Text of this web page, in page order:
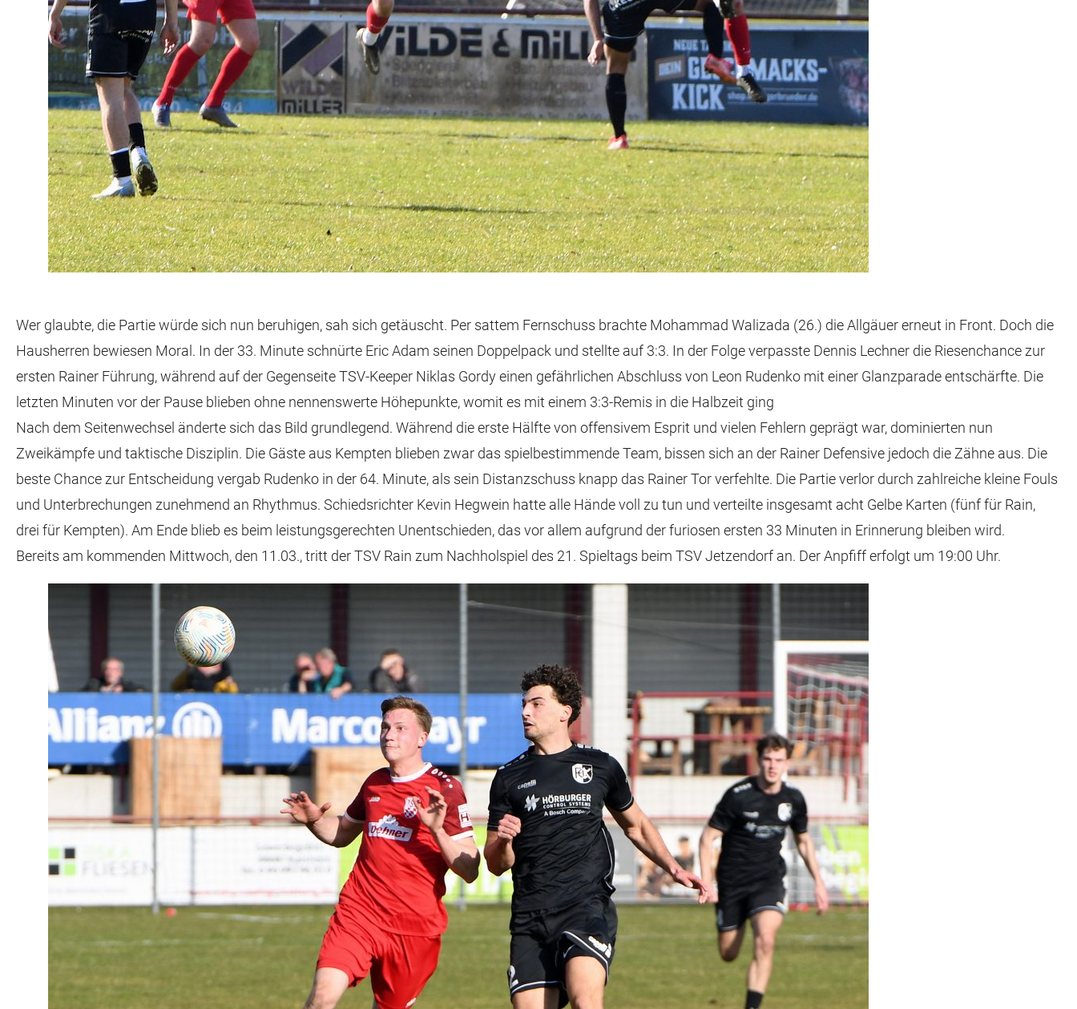
Wer glaubte, die Partie würde sich nun beruhigen, sah sich getäuscht. Per sattem Fernschuss brachte Mohammad Walizada (26.) die Allgäuer erneut in Front. Doch die
Hausherren bewiesen Moral. In der 33. Minute schnürte Eric Adam seinen Doppelpack und stellte auf 3:3. In der Folge verpasste Dennis Lechner die Riesenchance zur
ersten Rainer Führung, während auf der Gegenseite TSV-Keeper Niklas Gordy einen gefährlichen Abschluss von Leon Rudenko mit einer Glanzparade entschärfte. Die
letzten Minuten vor der Pause blieben ohne nennenswerte Höhepunkte, womit es mit einem 3:3-Remis in die Halbzeit ging
Nach dem Seitenwechsel änderte sich das Bild grundlegend. Während die erste Hälfte von offensivem Esprit und vielen Fehlern geprägt war, dominierten nun
Zweikämpfe und taktische Disziplin. Die Gäste aus Kempten blieben zwar das spielbestimmende Team, bissen sich an der Rainer Defensive jedoch die Zähne aus. Die
beste Chance zur Entscheidung vergab Rudenko in der 64. Minute, als sein Distanzschuss knapp das Rainer Tor verfehlte. Die Partie verlor durch zahlreiche kleine Fouls
und Unterbrechungen zunehmend an Rhythmus. Schiedsrichter Kevin Hegwein hatte alle Hände voll zu tun und verteilte insgesamt acht Gelbe Karten (fünf für Rain,
drei für Kempten). Am Ende blieb es beim leistungsgerechten Unentschieden, das vor allem aufgrund der furiosen ersten 33 Minuten in Erinnerung bleiben wird.
Bereits am kommenden Mittwoch, den 11.03., tritt der TSV Rain zum Nachholspiel des 21. Spieltags beim TSV Jetzendorf an. Der Anpfiff erfolgt um 19:00 Uhr.